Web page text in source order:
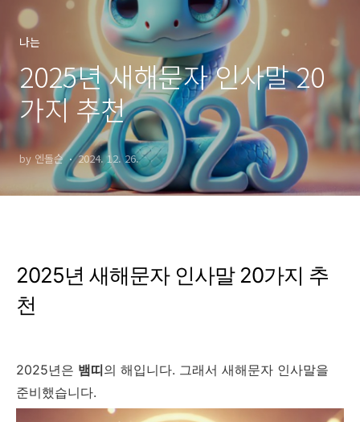
나는
2025년 새해문자 인사말 20
가지 추천
by 엔돌슨 2024. 12. 26.
2025년 새해문자 인사말 20가지 추
천
2025년은 뱀띠의 해입니다. 그래서 새해문자 인사말을
준비했습니다.